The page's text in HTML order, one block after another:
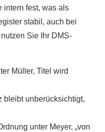
intern fest, was als
stabil, auch bei
Sie Ihr DMS-
Müller, Titel wird
bleibt unberücksichtigt,
unter Meyer, „von